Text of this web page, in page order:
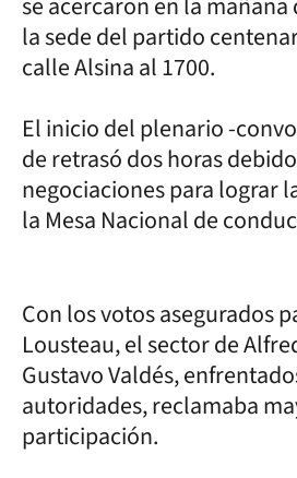
la sede del partido
calle Alsina al 1700.
El inicio del plenario -
de retrasó dos horas
negociaciones para lograr
la Mesa Nacional de
Con los votos asegurados
Lousteau, el sector de
Gustavo Valdés,
autoridades, reclamaba
participación.